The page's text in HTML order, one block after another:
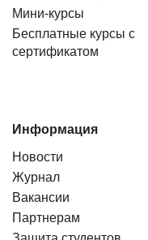
Мини-курсы
Бесплатные курсы с
сертификатом
Информация
Новости
Журнал
Вакансии
Партнерам